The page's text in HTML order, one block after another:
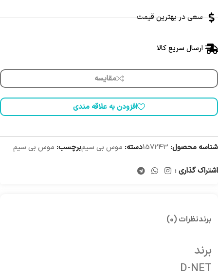
سعی در بهترین قیمت
ارسال سریع کالا
مقایسه
افزودن به علاقه مندی
شناسه محصول: 157243دسته: موس بی سیمبرچسب: موس بی سیم
اشتراک گذاری :
برندنظرات (0)
برند
D-NET